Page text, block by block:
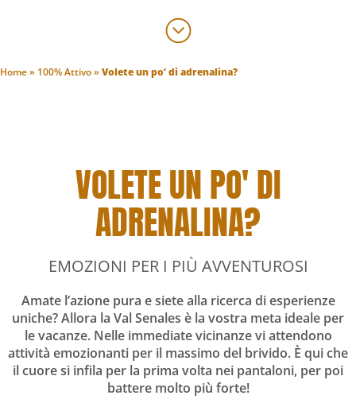
Home» 100% Attivo» Volete un po‘ di adrenalina?
VOLETE UN PO' DI
ADRENALINA?
EMOZIONI PER I PIÙ AVVENTUROSI
Amate l’azione pura e siete alla ricerca di esperienze
uniche? Allora la Val Senales è la vostra meta ideale per
le vacanze. Nelle immediate vicinanze vi attendono
attività emozionanti per il massimo del brivido. È qui che
il cuore si infila per la prima volta nei pantaloni, per poi
battere molto più forte!